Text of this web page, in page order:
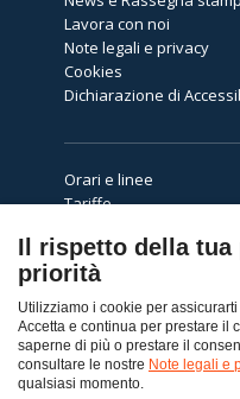
Lavora con noi
Note legali e privacy
Cookies
Dichiarazione di
Orari e linee
Tariffe
Assistenza
Il rispetto della tua
priorità
Utilizziamo i cookie per
Accetta e continua per prestare il
saperne di più o prestare il
consultare le nostre Note legali e
qualsiasi momento.